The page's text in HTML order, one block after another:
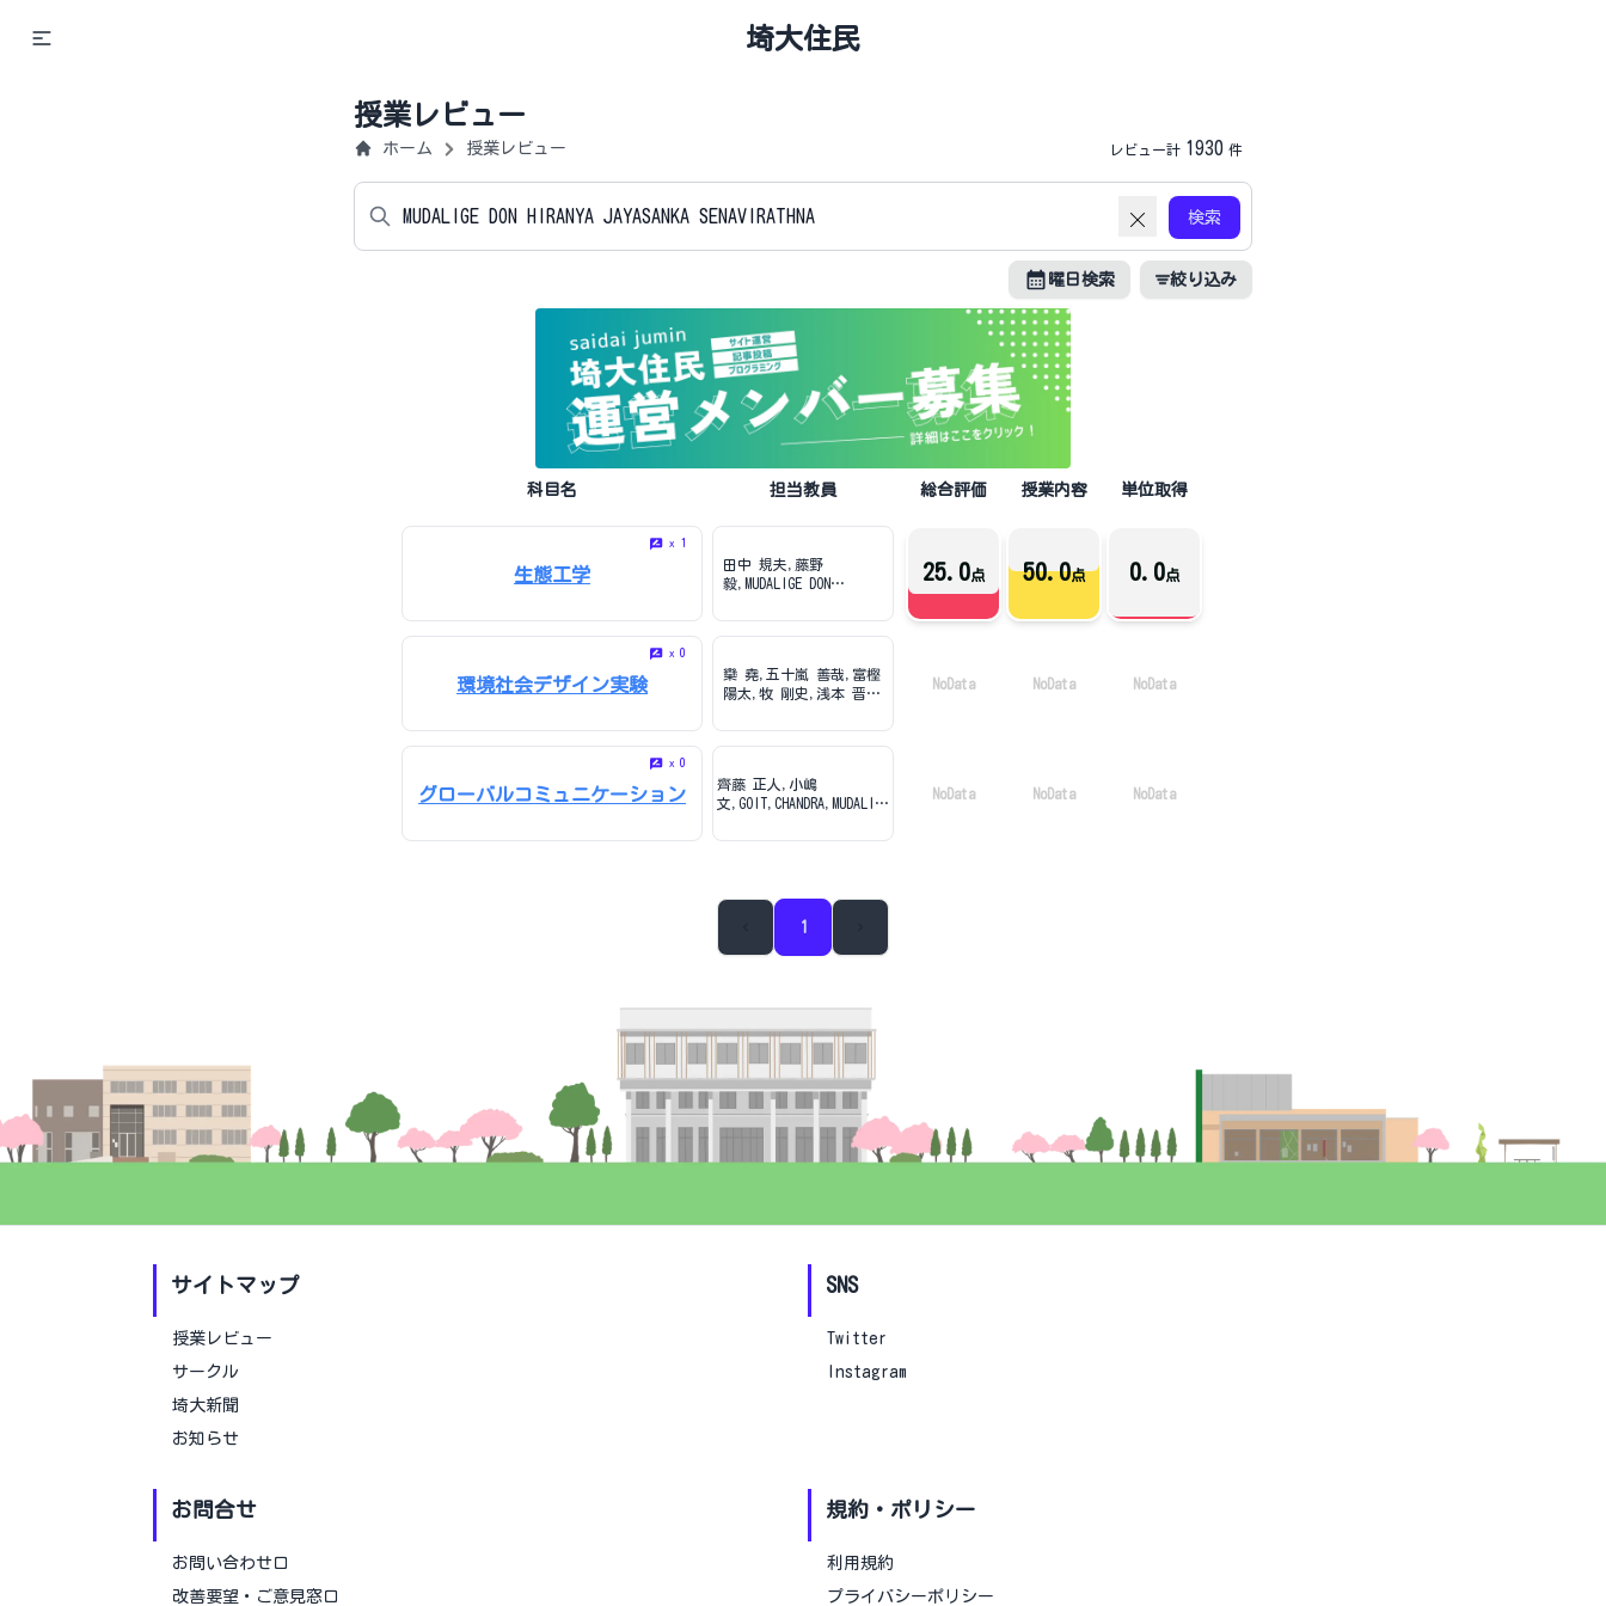
埼大住民
授業レビュー
ホーム 授業レビュー レビュー計 1930 件
検索
曜日検索 絞り込み
前期
科目名 担当教員 総合評価 授業内容 単位取得
x 1
生態工学
田中 規夫,藤野
毅,MUDALIGE DON
SENAVIRATHNA
25.0点 50.0点 0.0点
x 0
環境社会デザイン実験
欒 堯,五十嵐 善哉,富樫
陽太,牧 剛史,浅本 晋
毅,内村 太郎,中村 謙
吾,MUDALIGE DON
SENAVIRATHNA
NoData NoData NoData
x 0
グローバルコミュニケーション
齊藤 正人,小嶋
文,GOIT,CHANDRA,MUDALIGE
SENAVIRATHNA,Zafar
NoData NoData NoData
1
サイトマップ
授業レビュー
サークル
埼大新聞
お知らせ
SNS
Twitter
Instagram
お問合せ
お問い合わせ口
改善要望・ご意見窓口
規約・ポリシー
利用規約
プライバシーポリシー